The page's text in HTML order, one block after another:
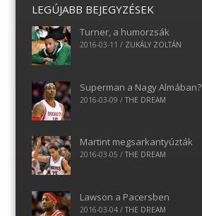
LEGÚJABB BEJEGYZÉSEK
Turner, a humorzsák
2016-03-11 / ZUKÁLY ZOLTÁN
Superman a Nagy Almában?
2016-03-09 / THE DREAM
Martint megsarkantyúzták
2016-03-05 / THE DREAM
Lawson a Pacersben
2016-03-04/ THE DREAM